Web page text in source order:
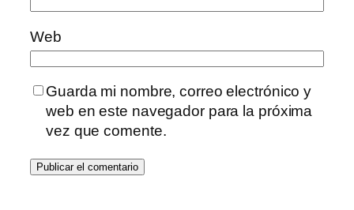
Web
Guarda mi nombre, correo electrónico y
web en este navegador para la próxima
vez que comente.